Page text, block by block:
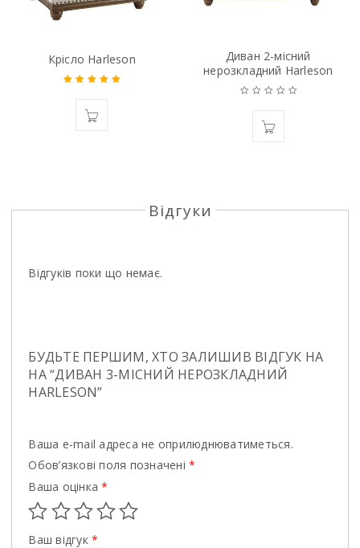
Крiсло Harleson
5.00з 5
Диван 2-мiсний
нерозкладний Harleson
Відгуки
Відгуків поки що немає.
БУДЬТЕ ПЕРШИМ, ХТО ЗАЛИШИВ ВІДГУК НА
НА “ДИВАН 3-МIСНИЙ НЕРОЗКЛАДНИЙ
HARLESON”
Ваша e-mail адреса не оприлюднюватиметься.
Обов’язкові поля позначені*
Ваша оцінка*
Ваш відгук*